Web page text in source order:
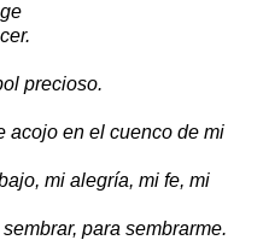
precioso.
acojo en el cuenco de mi
mi alegría, mi fe, mi
para sembrarme.